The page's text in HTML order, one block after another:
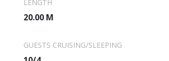
dynamique.LENGTH
20.00 M
GUESTS CRUISING/SLEEPING